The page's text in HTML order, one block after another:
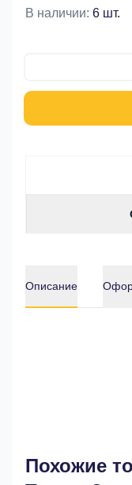
В наличии: 6 шт.
Описание
Похожие